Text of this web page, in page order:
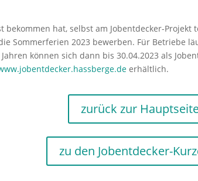
bekommen hat, selbst am Jobentdecker-
Sommerferien 2023 bewerben. Für Betriebe
können sich dann bis 30.04.2023 als
erhältlich.
zurück zur
zu den Jobentdecker-